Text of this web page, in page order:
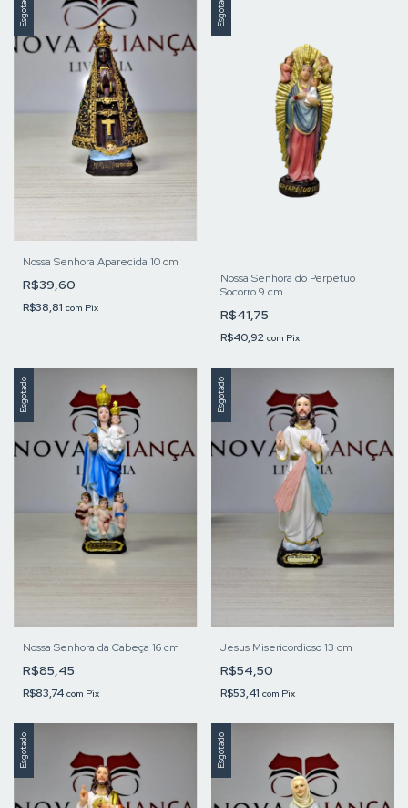
Esgotado
Nossa Senhora Aparecida 10 cm
R$39,60
R$38,81 com Pix
Esgotado
Nossa Senhora do Perpétuo
Socorro 9 cm
R$41,75
R$40,92 com Pix
Esgotado
Nossa Senhora da Cabeça 16 cm
R$85,45
R$83,74 com Pix
Esgotado
Jesus Misericordioso 13 cm
R$54,50
R$53,41 com Pix
Esgotado Esgotado